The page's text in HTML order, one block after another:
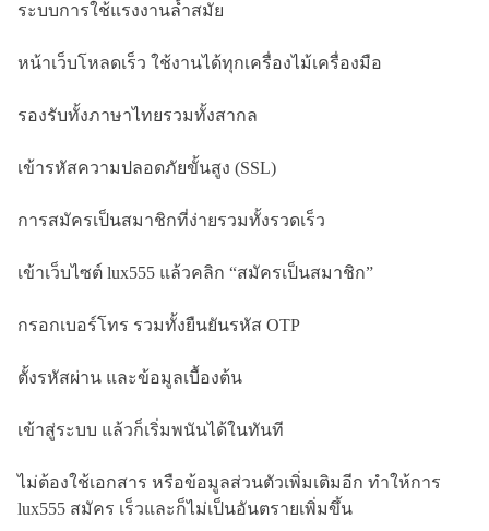
ระบบการใช้แรงงานล้ำสมัย
หน้าเว็บโหลดเร็ว ใช้งานได้ทุกเครื่องไม้เครื่องมือ
รองรับทั้งภาษาไทยรวมทั้งสากล
เข้ารหัสความปลอดภัยขั้นสูง (SSL)
การสมัครเป็นสมาชิกที่ง่ายรวมทั้งรวดเร็ว
เข้าเว็บไซต์ lux555 แล้วคลิก “สมัครเป็นสมาชิก”
กรอกเบอร์โทร รวมทั้งยืนยันรหัส OTP
ตั้งรหัสผ่าน และข้อมูลเบื้องต้น
เข้าสู่ระบบ แล้วก็เริ่มพนันได้ในทันที
ไม่ต้องใช้เอกสาร หรือข้อมูลส่วนตัวเพิ่มเติมอีก ทำให้การ
lux555 สมัคร เร็วและก็ไม่เป็นอันตรายเพิ่มขึ้น